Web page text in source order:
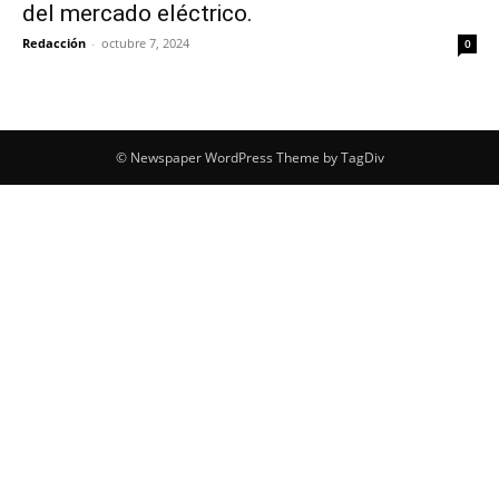
del mercado eléctrico.
Redacción - octubre 7, 2024 0
© Newspaper WordPress Theme by TagDiv